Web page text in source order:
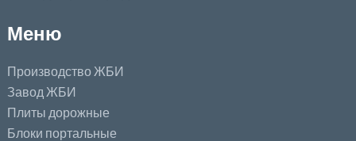
Меню
Производство ЖБИ
Завод ЖБИ
Плиты дорожные
Блоки портальные